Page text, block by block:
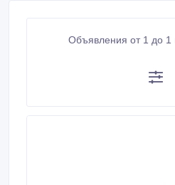
Объявления от 1 до 1